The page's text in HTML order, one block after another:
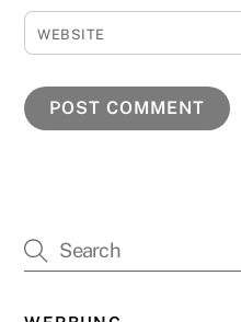
WEBSITE